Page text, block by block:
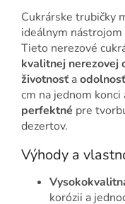
Cukrárske trubičky
ideálnym nástrojom
Tieto nerezové
kvalitnej nerezovej
životnosť aodolnosť
cm na jednom
perfektné pre
dezertov.
Výhody a
korózii a